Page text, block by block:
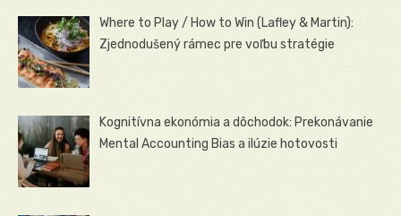
Where to Play / How to Win (Lafley & Martin):
Zjednodušený rámec pre voľbu stratégie
Kognitívna ekonómia a dôchodok: Prekonávanie
Mental Accounting Bias a ilúzie hotovosti